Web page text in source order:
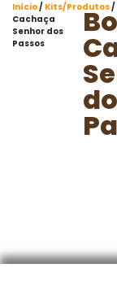
Início/ Kits/Produtos/
Cachaça
Senhor dos
Passos